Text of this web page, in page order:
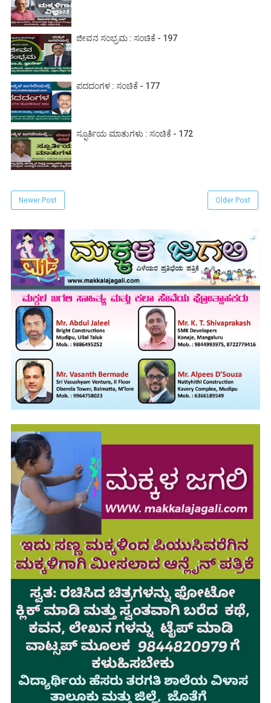
ಜೀವನ ಸಂಭ್ರಮ : ಸಂಚಿಕೆ - 197
ಪದದಂಗಳ : ಸಂಚಿಕೆ - 177
ಸ್ಫೂರ್ತಿಯ ಮಾತುಗಳು : ಸಂಚಿಕೆ - 172
Newer Post Older Post